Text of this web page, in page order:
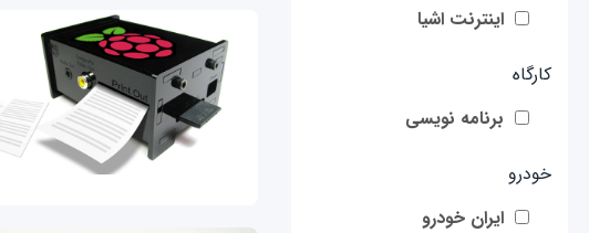
اینترنت اشیا
کارگاه
برنامه نویسی
خودرو
ایران خودرو